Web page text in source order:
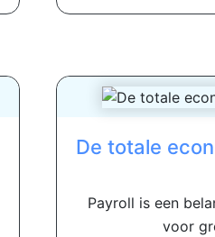
De totale
Payroll is een
voor